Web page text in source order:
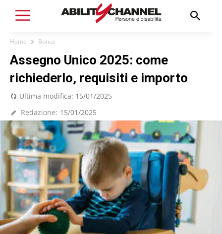
Home Bonus
Assegno Unico 2025: come
richiederlo, requisiti e importo
Ultima modifica: 15/01/2025
Redazione: 15/01/2025